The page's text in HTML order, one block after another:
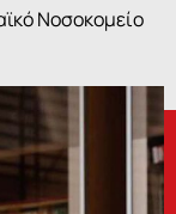
Νοσοκομείο